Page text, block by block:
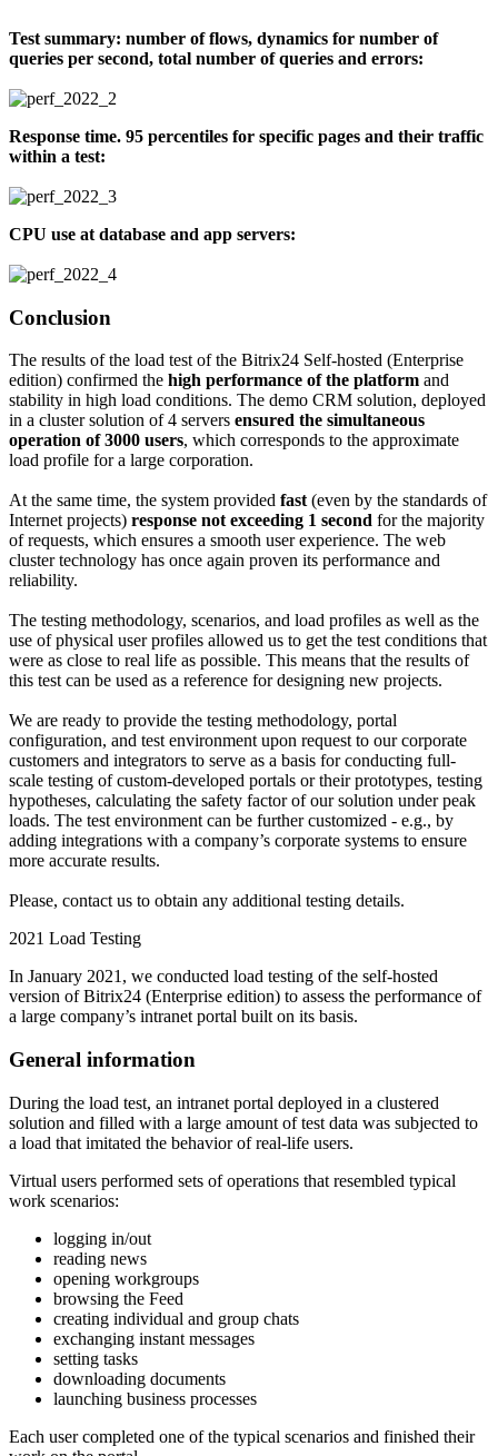
Test summary: number of flows, dynamics for number of
queries per second, total number of queries and errors:
Response time. 95 percentiles for specific pages and their traffic
within a test:
CPU use at database and app servers:
Conclusion
The results of the load test of the Bitrix24 Self-hosted (Enterprise
edition) confirmed the high performance of the platform and
stability in high load conditions. The demo CRM solution, deployed
in a cluster solution of 4 servers ensured the simultaneous
operation of 3000 users, which corresponds to the approximate
load profile for a large corporation.
At the same time, the system provided fast (even by the standards of
Internet projects) response not exceeding 1 second for the majority
of requests, which ensures a smooth user experience. The web
cluster technology has once again proven its performance and
reliability.
The testing methodology, scenarios, and load profiles as well as the
use of physical user profiles allowed us to get the test conditions that
were as close to real life as possible. This means that the results of
this test can be used as a reference for designing new projects.
We are ready to provide the testing methodology, portal
configuration, and test environment upon request to our corporate
customers and integrators to serve as a basis for conducting full-
scale testing of custom-developed portals or their prototypes, testing
hypotheses, calculating the safety factor of our solution under peak
loads. The test environment can be further customized - e.g., by
adding integrations with a company’s corporate systems to ensure
more accurate results.
Please, contact us to obtain any additional testing details.
2021 Load Testing
In January 2021, we conducted load testing of the self-hosted
version of Bitrix24 (Enterprise edition) to assess the performance of
a large company’s intranet portal built on its basis.
General information
During the load test, an intranet portal deployed in a clustered
solution and filled with a large amount of test data was subjected to
a load that imitated the behavior of real-life users.
Virtual users performed sets of operations that resembled typical
work scenarios:
logging in/out
reading news
opening workgroups
browsing the Feed
creating individual and group chats
exchanging instant messages
setting tasks
downloading documents
launching business processes
Each user completed one of the typical scenarios and finished their